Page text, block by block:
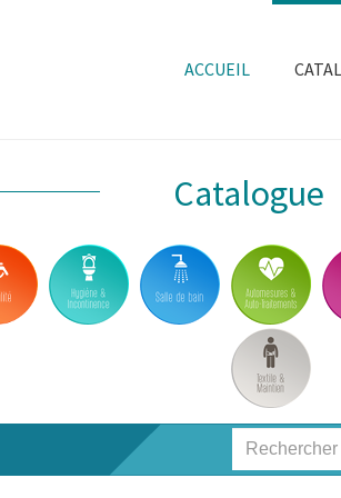
ACCUEIL
Catalogue